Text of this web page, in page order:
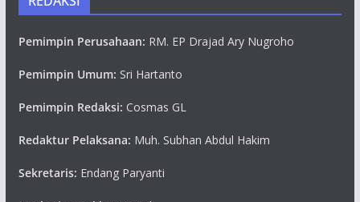
Pemimpin Perusahaan: RM. EP Drajad Ary Nugroho
Pemimpin Umum: Sri Hartanto
Pemimpin Redaksi: Cosmas GL
Redaktur Pelaksana: Muh. Subhan Abdul Hakim
Sekretaris: Endang Paryanti